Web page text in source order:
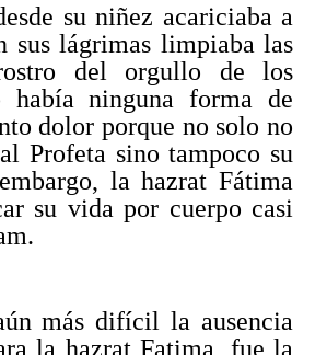
su niñez acariciaba a
sus lágrimas limpiaba las
del orgullo de los
había ninguna forma de
dolor porque no solo no
Profeta sino tampoco su
la hazrat Fátima
su vida por cuerpo casi
más difícil la ausencia
la hazrat Fatima, fue la